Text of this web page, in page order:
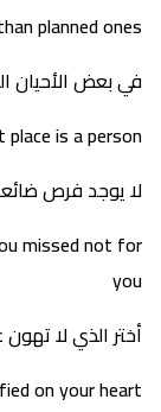
planned ones
في بعض
is a person
لا يوجد فرص
missed not for
you
أختر الذي لا
on your heart